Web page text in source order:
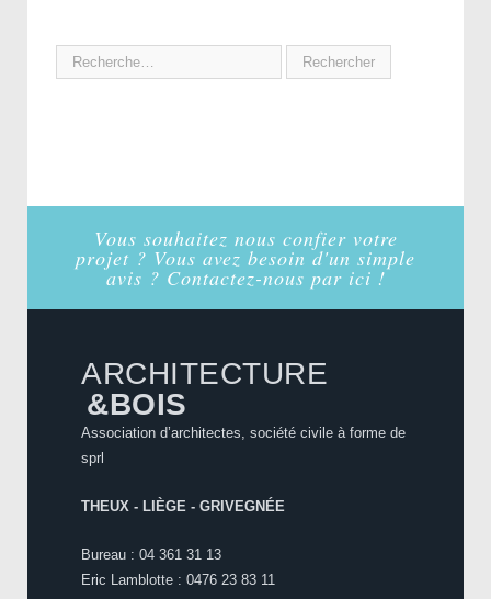
Vous souhaitez nous confier votre
projet ? Vous avez besoin d'un simple
avis ? Contactez-nous par ici !
ARCHITECTURE
&BOIS
Association d’architectes, société civile à forme de
sprl
THEUX - LIÈGE - GRIVEGNÉE
Bureau : 04 361 31 13
Eric Lamblotte : 0476 23 83 11